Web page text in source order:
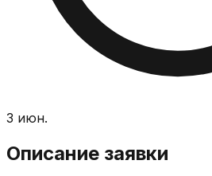
3 июн.
Описание заявки